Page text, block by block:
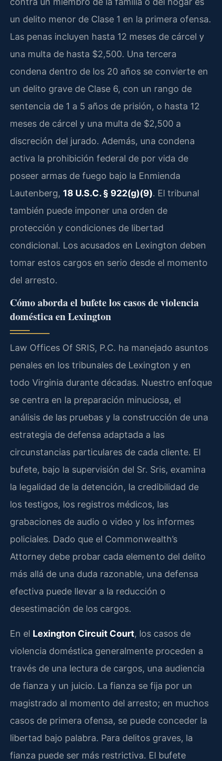
un delito menor de Clase 1 en la primera ofensa.
Las penas incluyen hasta 12 meses de cárcel y
una multa de hasta $2,500. Una tercera
condena dentro de los 20 años se convierte en
un delito grave de Clase 6, con un rango de
sentencia de 1 a 5 años de prisión, o hasta 12
meses de cárcel y una multa de $2,500 a
discreción del jurado. Además, una condena
activa la prohibición federal de por vida de
poseer armas de fuego bajo la Enmienda
Lautenberg, 18 U.S.C. § 922(g)(9). El tribunal
también puede imponer una orden de
protección y condiciones de libertad
condicional. Los acusados en Lexington deben
tomar estos cargos en serio desde el momento
del arresto.
Cómo aborda el bufete los casos de violencia
doméstica en Lexington
Law Offices Of SRIS, P.C. ha manejado asuntos
penales en los tribunales de Lexington y en
todo Virginia durante décadas. Nuestro enfoque
se centra en la preparación minuciosa, el
análisis de las pruebas y la construcción de una
estrategia de defensa adaptada a las
circunstancias particulares de cada cliente. El
bufete, bajo la supervisión del Sr. Sris, examina
la legalidad de la detención, la credibilidad de
los testigos, los registros médicos, las
grabaciones de audio o video y los informes
policiales. Dado que el Commonwealth’s
Attorney debe probar cada elemento del delito
más allá de una duda razonable, una defensa
efectiva puede llevar a la reducción o
desestimación de los cargos.
En el Lexington Circuit Court, los casos de
violencia doméstica generalmente proceden a
través de una lectura de cargos, una audiencia
de fianza y un juicio. La fianza se fija por un
magistrado al momento del arresto; en muchos
casos de primera ofensa, se puede conceder la
libertad bajo palabra. Para delitos graves, la
fianza puede ser más restrictiva. El bufete